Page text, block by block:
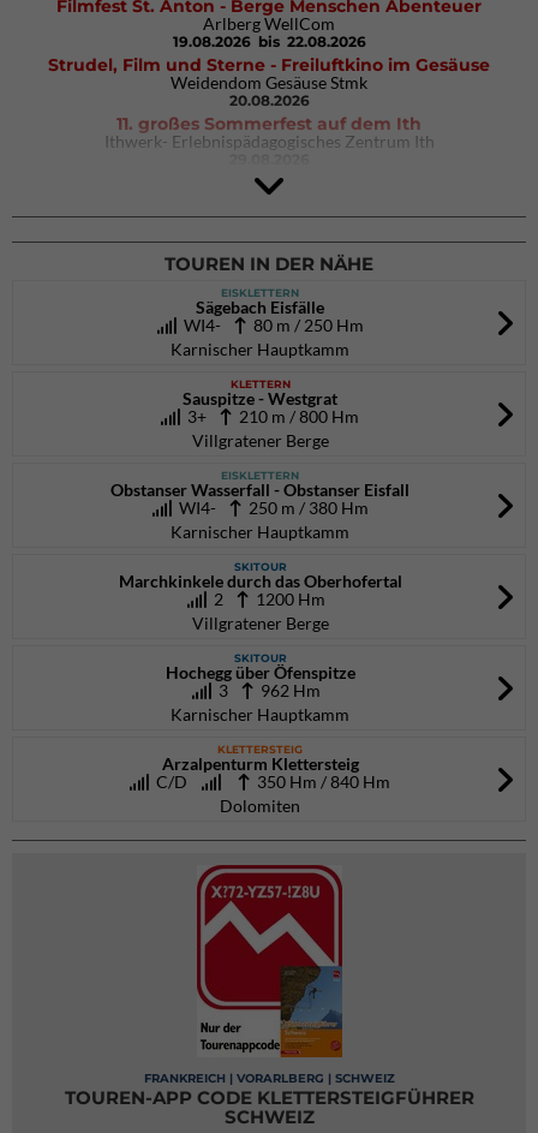
Filmfest St. Anton - Berge Menschen Abenteuer
Arlberg WellCom
19.08.2026 bis 22.08.2026
Strudel, Film und Sterne - Freiluftkino im Gesäuse
Weidendom Gesäuse Stmk
20.08.2026
11. großes Sommerfest auf dem Ith
Ithwerk- Erlebnispädagogisches Zentrum Ith
4Blocs KIDS 2026
DAV Kletter- & Boulderzentrum München Süd (Thalkirchen)
26.09.2026
TOUREN IN DER NÄHE
EISKLETTERN
Sägebach Eisfälle
WI4- 80 m / 250 Hm
Karnischer Hauptkamm
KLETTERN
Sauspitze - Westgrat
3+
210 m / 800 Hm
Villgratener Berge
EISKLETTERN
Obstanser Wasserfall - Obstanser Eisfall
WI4- 250 m / 380 Hm
Karnischer Hauptkamm
SKITOUR
Marchkinkele durch das Oberhofertal
2
1200 Hm
Villgratener Berge
SKITOUR
Hochegg über Öfenspitze
3
962 Hm
Karnischer Hauptkamm
KLETTERSTEIG
Arzalpenturm Klettersteig
C/D
350 Hm / 840 Hm
Dolomiten
FRANKREICH | VORARLBERG | SCHWEIZ
TOUREN-APP CODE KLETTERSTEIGFÜHRER
SCHWEIZ